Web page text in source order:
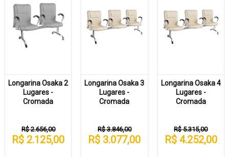
Longarina Osaka 2
Lugares -
Cromada
R$ 2.656,00
R$ 2.125,00
Longarina Osaka 3
Lugares -
Cromada
R$ 3.846,00
R$ 3.077,00
Longarina Osaka 4
Lugares -
Cromada
R$ 5.315,00
R$ 4.252,00